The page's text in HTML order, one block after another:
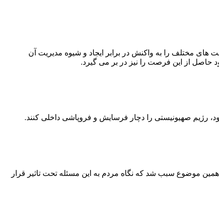
های مختلف را به واکنش در برابر ایجاد و شیوه مدیریت آن
حاصل از این فرصت را نیز در بر می گیرد.
رژیم صهیونیستی را دچار فرسایش و فروپاشی داخلی کنند.
موضوع سبب شد که نگاه مردم به این مسئله تحت تاثیر قرار